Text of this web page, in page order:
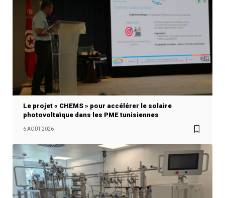
Le projet « CHEMS » pour accélérer le solaire
photovoltaïque dans les PME tunisiennes
6 AOÛT 2026